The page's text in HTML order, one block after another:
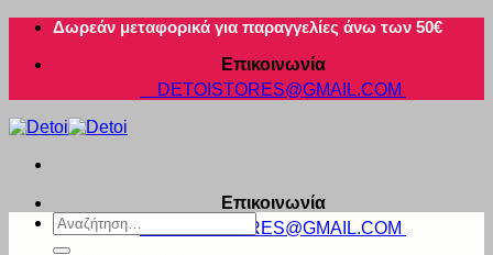
Μετάβαση
περιεχόμενο
Δωρεάν μεταφορικά για παραγγελίες άνω των 50€
Επικοινωνία
DETOISTORES@GMAIL.COM
Επικοινωνία
DETOISTORES@GMAIL.COM
Αναζήτηση
για: